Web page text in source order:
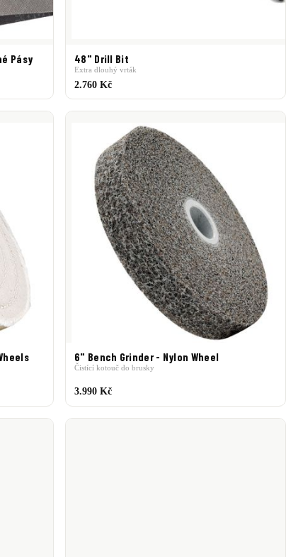
Pásy 48" Drill Bit
Extra dlouhý vrták
2.760 Kč
6" Bench Grinder - Nylon Wheel
Čistící kotouč do brusky
3.990 Kč